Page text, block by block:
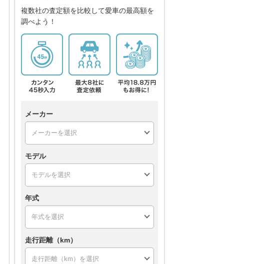
複数社の査定額を比較して愛車の最高額を
調べよう！
メーカー
モデル
年式
走行距離（km）